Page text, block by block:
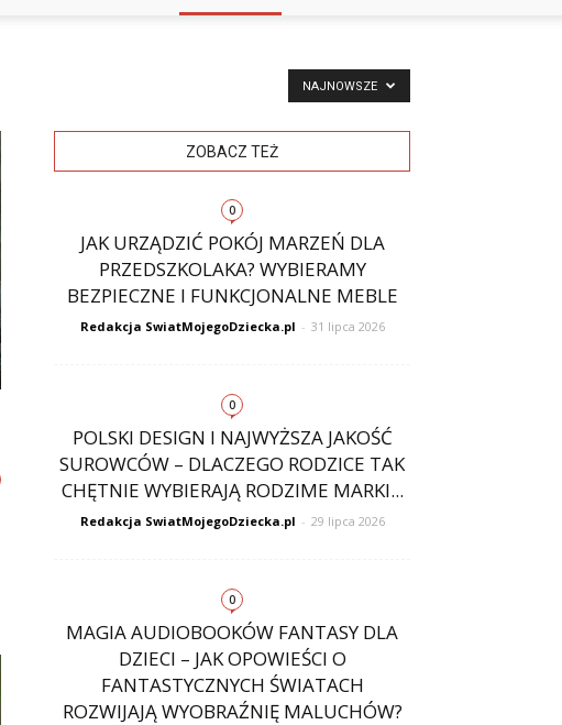
NAJNOWSZE
ZOBACZ TEŻ
0
JAK URZĄDZIĆ POKÓJ MARZEŃ DLA
PRZEDSZKOLAKA? WYBIERAMY
BEZPIECZNE I FUNKCJONALNE MEBLE
Redakcja SwiatMojegoDziecka.pl - 31 lipca 2026
0
POLSKI DESIGN I NAJWYŻSZA JAKOŚĆ
SUROWCÓW – DLACZEGO RODZICE TAK
CHĘTNIE WYBIERAJĄ RODZIME MARKI...
Redakcja SwiatMojegoDziecka.pl - 29 lipca 2026
0
MAGIA AUDIOBOOKÓW FANTASY DLA
DZIECI – JAK OPOWIEŚCI O
FANTASTYCZNYCH ŚWIATACH
ROZWIJAJĄ WYOBRAŹNIĘ MALUCHÓW?